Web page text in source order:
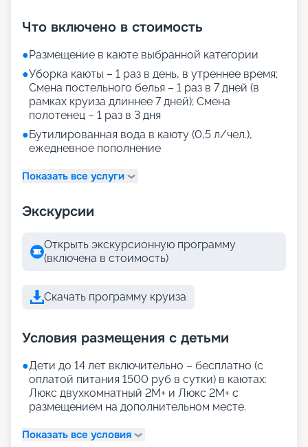
Что включено в стоимость
●Размещение в каюте выбранной категории
●Уборка каюты – 1 раз в день, в утреннее время;
Смена постельного белья – 1 раз в 7 дней (в
рамках круиза длиннее 7 дней); Смена
полотенец – 1 раз в 3 дня
●Бутилированная вода в каюту (0,5 л/чел.),
ежедневное пополнение
Показать все услуги
Экскурсии
Открыть экскурсионную программу
(включена в стоимость)
Скачать программу круиза
Условия размещения с детьми
●Дети до 14 лет включительно – бесплатно (с
оплатой питания 1500 руб в сутки) в каютах:
Люкс двухкомнатный 2М+ и Люкс 2М+ с
размещением на дополнительном месте.
Показать все условия